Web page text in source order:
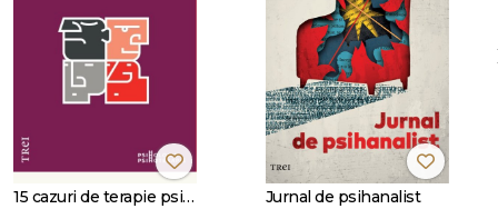
15 cazuri de terapie psihosomatică Jurnal de psihanalist